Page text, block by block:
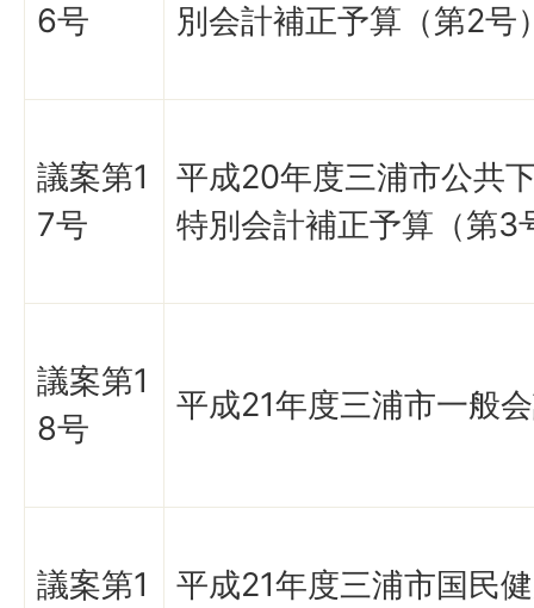
6号
別会計補正予算（第2号
議案第1
7号
平成20年度三浦市公共
特別会計補正予算（第3
議案第1
8号
平成21年度三浦市一般
議案第1 平成21年度三浦市国民